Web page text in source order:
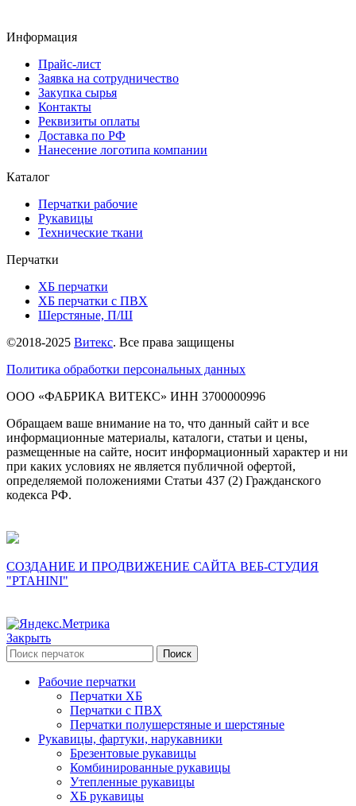
Информация
Прайс-лист
Заявка на сотрудничество
Закупка сырья
Контакты
Реквизиты оплаты
Доставка по РФ
Нанесение логотипа компании
Каталог
Перчатки рабочие
Рукавицы
Технические ткани
Перчатки
ХБ перчатки
ХБ перчатки с ПВХ
Шерстяные, П/Ш
©2018-2025 Витекс. Все права защищены
Политика обработки персональных данных
ОOO «ФАБРИКА ВИТЕКС» ИНН 3700000996
Обращаем ваше внимание на то, что данный сайт и все
информационные материалы, каталоги, статьи и цены,
размещенные на сайте, носит информационный характер и ни
при каких условиях не является публичной офертой,
определяемой положениями Статьи 437 (2) Гражданского
кодекса РФ.
СОЗДАНИЕ И ПРОДВИЖЕНИЕ САЙТА ВЕБ-СТУДИЯ
"PTAHINI"
Закрыть
Поиск
Рабочие перчатки
Перчатки ХБ
Перчатки с ПВХ
Перчатки полушерстяные и шерстяные
Рукавицы, фартуки, нарукавники
Брезентовые рукавицы
Комбинированные рукавицы
Утепленные рукавицы
ХБ рукавицы